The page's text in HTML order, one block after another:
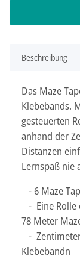
Beschreibung
Das Maze
Klebebands.
gesteuerten
anhand der
Distanzen
Lernspaß nie
- 6 Maze
- Eine Rolle
78 Meter
-
Klebebandn